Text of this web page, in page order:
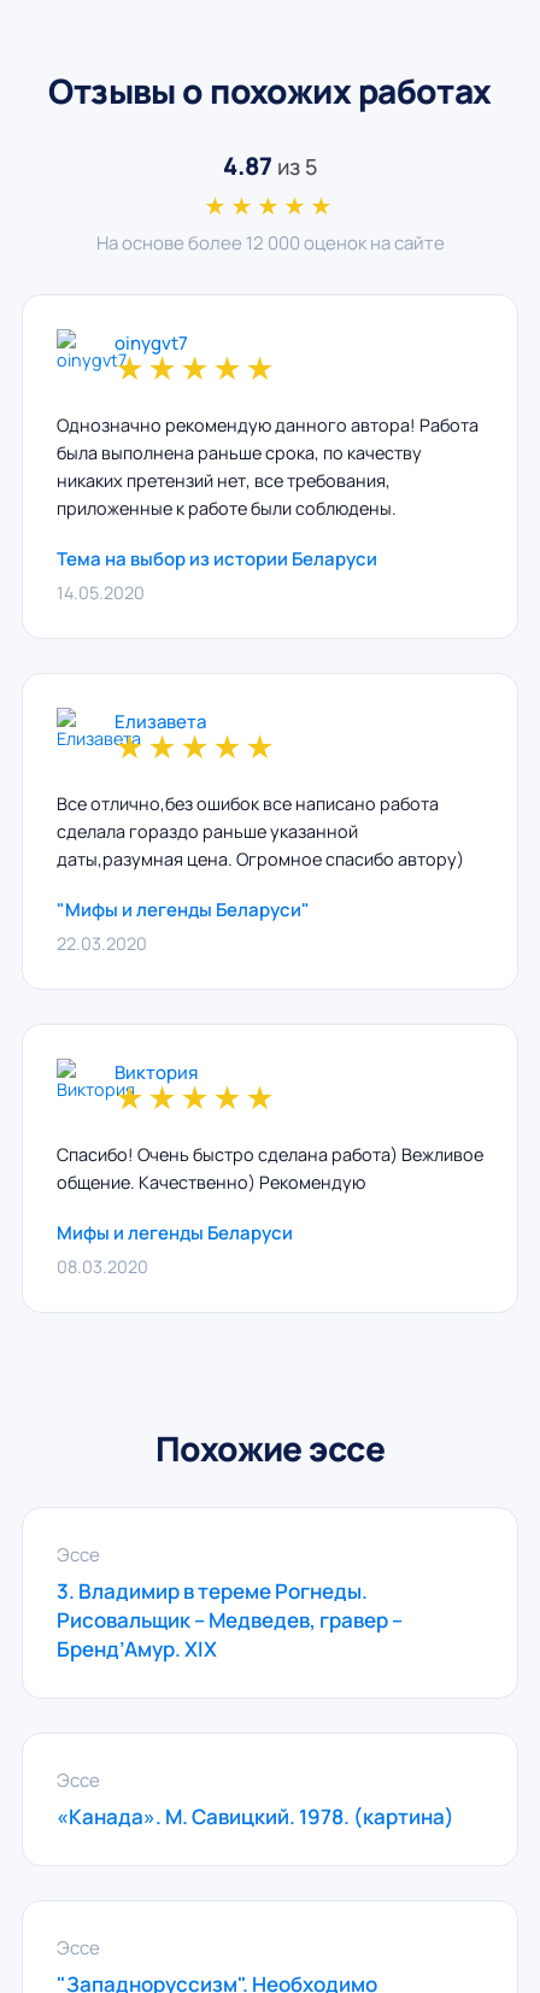
Отзывы о похожих работах
4.87 из 5
★★★★★
На основе более 12 000 оценок на сайте
oinygvt7
★★★★★
Однозначно рекомендую данного автора! Работа
была выполнена раньше срока, по качеству
никаких претензий нет, все требования,
приложенные к работе были соблюдены.
Тема на выбор из истории Беларуси
14.05.2020
Елизавета
★★★★★
Все отлично,без ошибок все написано работа
сделала гораздо раньше указанной
даты,разумная цена. Огромное спасибо автору)
"Мифы и легенды Беларуси"
22.03.2020
Виктория
★★★★★
Спасибо! Очень быстро сделана работа) Вежливое
общение. Качественно) Рекомендую
Мифы и легенды Беларуси
08.03.2020
Похожие эссе
Эссе
3. Владимир в тереме Рогнеды.
Рисовальщик – Медведев, гравер –
Бренд’Амур. XIX
Эссе
«Канада». М. Савицкий. 1978. (картина)
Эссе
"Западноруссизм". Необходимо